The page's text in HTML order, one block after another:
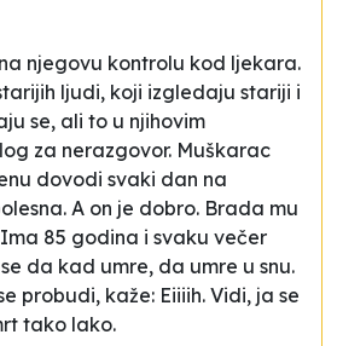
njegovu kontrolu kod ljekara.
ljudi, koji izgledaju stariji i
se, ali to u njihovim
za nerazgovor. Muškarac
dovodi svaki dan na
A on je dobro. Brada mu
85 godina i svaku večer
da kad umre, da umre u snu.
probudi, kaže: Eiiiih. Vidi, ja se
tako lako.